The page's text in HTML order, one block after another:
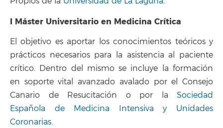
I Máster Universitario en Medicina Crítica
El objetivo es aportar los conocimientos teóricos y
prácticos necesarios para la asistencia al paciente
crítico. Dentro del mismo se incluye la formación
en soporte vital avanzado avalado por el Consejo
Canario de Resucitación o por la Sociedad
Española de Medicina Intensiva y Unidades
Coronarias.